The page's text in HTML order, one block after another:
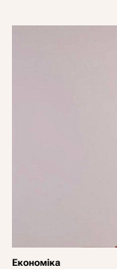
Економіка